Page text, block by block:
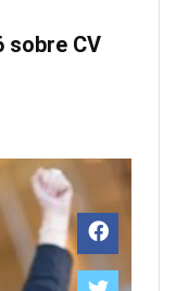
sobre CV